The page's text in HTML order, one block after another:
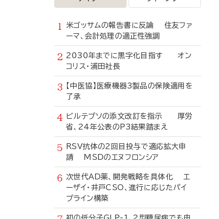
米ゴッサムの報告書に反論 住友ファ
ーマ、会計処理の適正性強調
2030年までに黒字化目指す オン
コリス・浦田社長
【中医協】医療機器3製品の保険適用を
了承
ビルテプソの添文改訂を指示 厚労
省、24年公表のP3結果踏まえ
RSV抗体の2回目投与で適応拡大申
請 MSDのエヌフロンシア
次世代AD薬、開発戦略を具体化 エ
ーザイ・井戸CSO、進行に応じたパイ
プライン構築